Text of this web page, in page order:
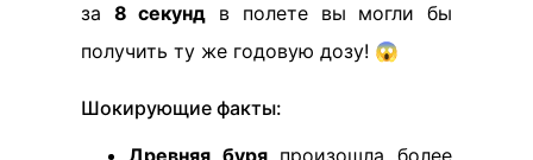
за 8 секунд в полете вы могли бы
получить ту же годовую дозу! 😱
Шокирующие факты:
Древняя буряпроизошла более